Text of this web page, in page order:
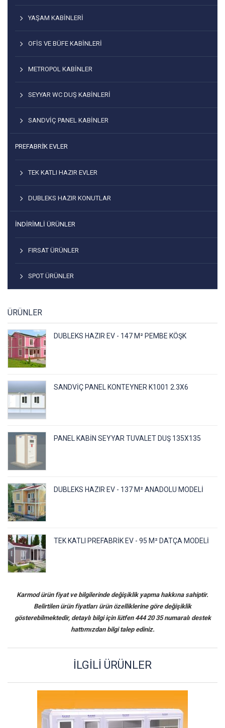
YAŞAM KABINLERI
OFIS VE BÜFE KABINLERI
METROPOL KABINLER
SEYYAR WC DUŞ KABINLERI
SANDVIÇ PANEL KABINLER
PREFABRİK EVLER
TEK KATLI HAZIR EVLER
DUBLEKS HAZIR KONUTLAR
İNDIRIMLI ÜRÜNLER
FIRSAT ÜRÜNLER
SPOT ÜRÜNLER
ÜRÜNLER
DUBLEKS HAZIR EV - 147 M² PEMBE KÖŞK
SANDVIÇ PANEL KONTEYNER K1001 2.3X6
PANEL KABIN SEYYAR TUVALET DUŞ 135X135
DUBLEKS HAZIR EV - 137 M² ANADOLU MODELI
TEK KATLI PREFABRIK EV - 95 M² DATÇA MODELI
Karmod ürün fiyat ve bilgilerinde değişiklik yapma hakkına sahiptir.
Belirtilen ürün fiyatları ürün özelliklerine göre değişiklik
gösterebilmektedir, detaylı bilgi için lütfen 444 20 35 numaralı destek
hattımızdan bilgi talep ediniz.
İLGILI ÜRÜNLER